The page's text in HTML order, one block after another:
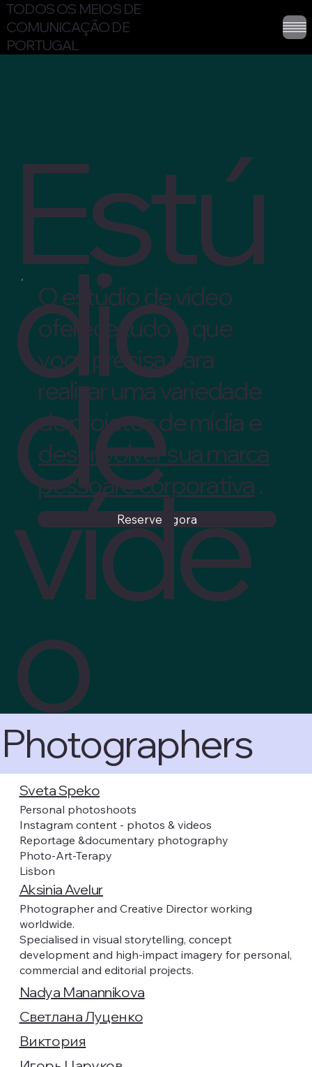
TODOS OS MEIOS DE
COMUNICAÇÃO DE
PORTUGAL
O estúdio de vídeo
oferece tudo o que
você precisa para
realizar uma variedade
de projetos de mídia e
desenvolver sua marca
pessoal e corporativa.
Reserve agora
Estú
dio
de
víde
o
Photographers
Sveta Speko
Personal photoshoots
Instagram content - photos & videos
Reportage &documentary photography
Photo-Art-Terapy
Lisbon
Aksinia Avelur
Photographer and Creative Director working
worldwide.
Specialised in visual storytelling, concept
development and high-impact imagery for personal,
commercial and editorial projects.
Nadya Manannikova
Светлана Луценко
Виктория